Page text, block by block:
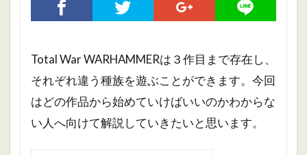
Total War WARHAMMERは３作目まで存在し、
それぞれ違う種族を遊ぶことができます。今回
はどの作品から始めていけばいいのかわからな
い人へ向けて解説していきたいと思います。